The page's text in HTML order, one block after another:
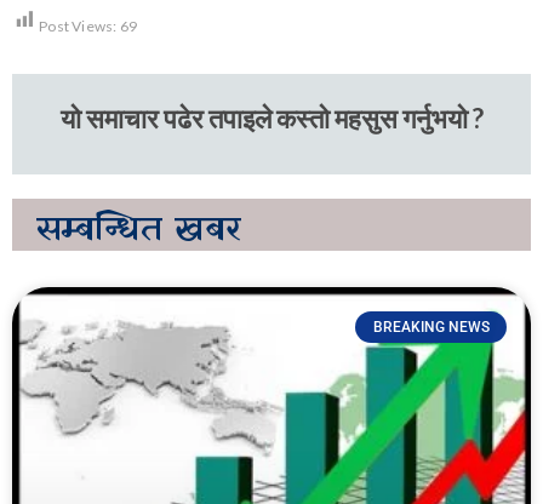
Post Views: 69
यो समाचार पढेर तपाइले कस्तो महसुस गर्नुभयो ?
सम्बन्धित खबर
BREAKING NEWS